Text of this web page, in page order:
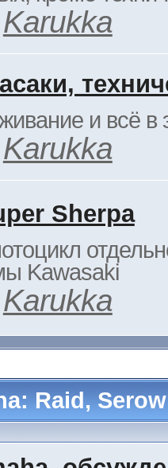
Karukka
и всё в
Karukka
Sherpa
Kawasaki
Karukka
Raid,